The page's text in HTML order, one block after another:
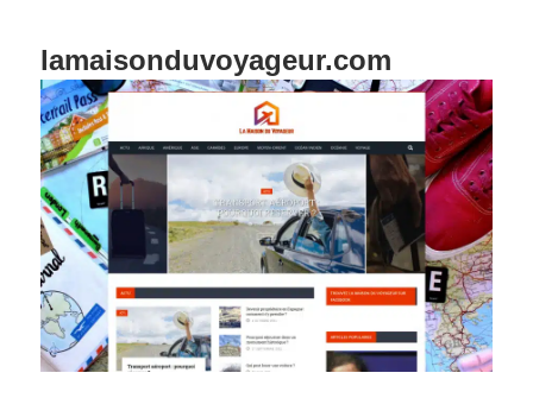
lamaisonduvoyageur.com